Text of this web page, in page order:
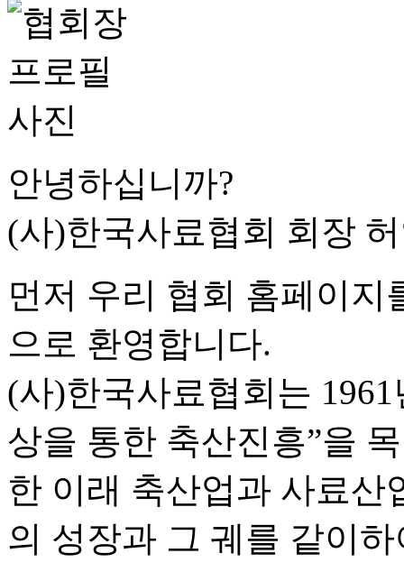
안녕하십니까?
(사)한국사료협회 회장
먼저 우리 협회 홈페이
으로 환영합니다.
(사)한국사료협회는
상을 통한 축산진흥”을
한 이래 축산업과 사료산
의 성장과 그 궤를 같이